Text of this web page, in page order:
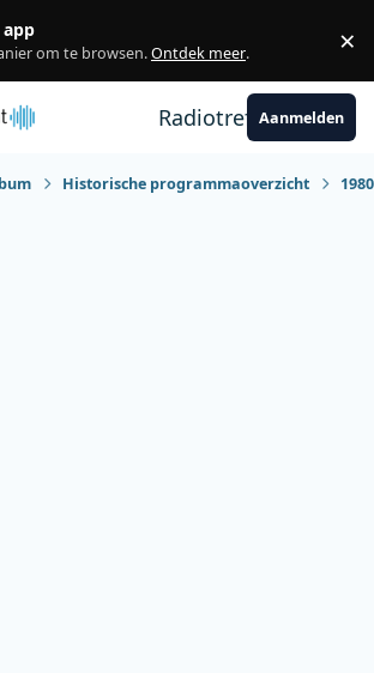
om te browsen.Ontdek meer. ×
RadiotrefpuntAanmelden
Historische programmaoverzicht 1980